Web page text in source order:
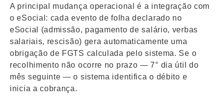
A principal mudança operacional é a integração com
o eSocial: cada evento de folha declarado no
eSocial (admissão, pagamento de salário, verbas
salariais, rescisão) gera automaticamente uma
obrigação de FGTS calculada pelo sistema. Se o
recolhimento não ocorre no prazo — 7° dia útil do
mês seguinte — o sistema identifica o débito e
inicia a cobrança.